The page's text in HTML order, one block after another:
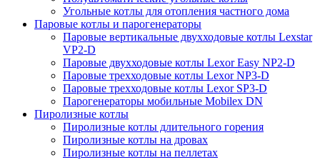
Угольные котлы для отопления частного дома
Паровые котлы и парогенераторы
Паровые вертикальные двухходовые котлы Lexstar
VP2-D
Паровые двухходовые котлы Lexor Easy NP2-D
Паровые трехходовые котлы Lexor NP3-D
Паровые трехходовые котлы Lexor SP3-D
Парогенераторы мобильные Mobilex DN
Пиролизные котлы
Пиролизные котлы длительного горения
Пиролизные котлы на дровах
Пиролизные котлы на пеллетах